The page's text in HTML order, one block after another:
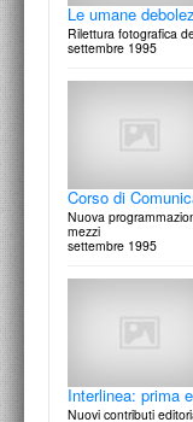
Convergenze
21 Ottobre 1996
14 Ottobre 1996
Le umane
Rilettura fotografica
settembre 1995
Corso di
Nuova
mezzi
settembre 1995
Interlinea: prima
Nuovi contributi